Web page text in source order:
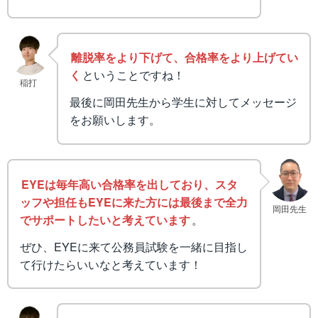
稲打
離脱率をより下げて、合格率をより上げてい
く ということですね！
最後に岡田先生から学生に対してメッセージ
をお願いします。
岡田先生
EYEは毎年高い合格率を出しており、スタ
ッフや担任もEYEに来た方には最後まで全力
でサポートしたいと考えています。
ぜひ、EYEに来て公務員試験を一緒に目指し
て行けたらいいなと考えています！